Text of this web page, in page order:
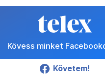
Kövess minket
Követem!